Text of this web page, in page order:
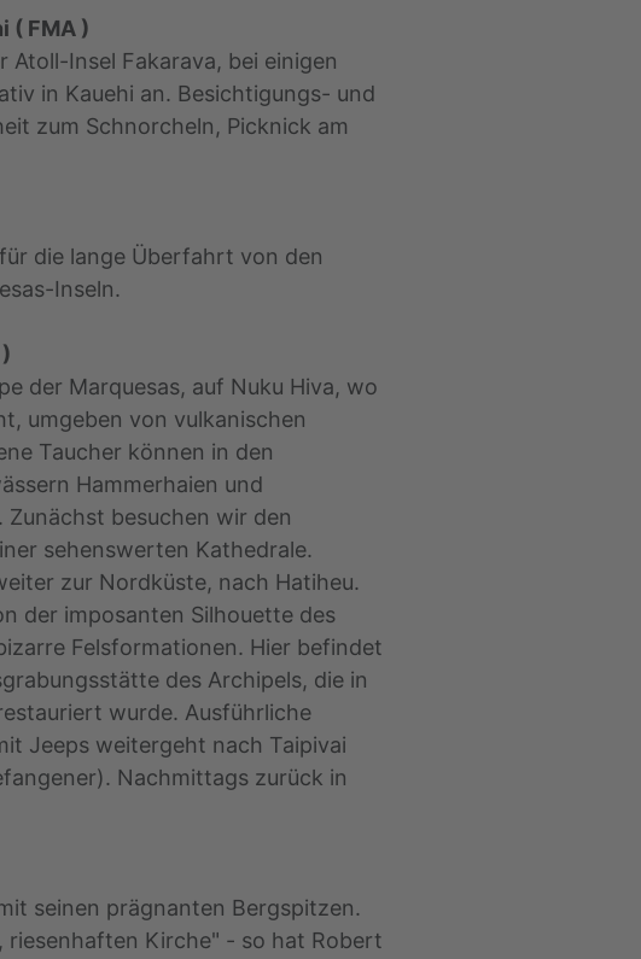
( FMA )
Insel Fakarava, bei einigen
in Kauehi an. Besichtigungs- und
zum Schnorcheln, Picknick am
die lange Überfahrt von den
Inseln.
der Marquesas, auf Nuku Hiva, wo
umgeben von vulkanischen
Taucher können in den
Hammerhaien und
besuchen wir den
sehenswerten Kathedrale.
zur Nordküste, nach Hatiheu.
der imposanten Silhouette des
Felsformationen. Hier befindet
des Archipels, die in
wurde. Ausführliche
Jeeps weitergeht nach Taipivai
Nachmittags zurück in
seinen prägnanten Bergspitzen.
riesenhaften Kirche" - so hat Robert